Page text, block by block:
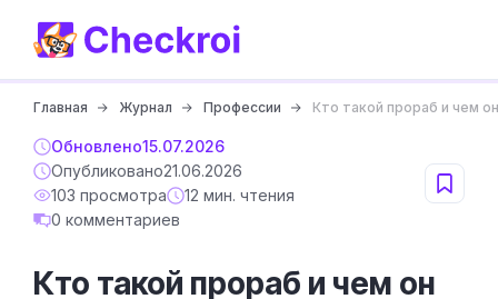
Главная Журнал Профессии Кто такой прораб и чем
Обновлено15.07.2026
Опубликовано21.06.2026
103 просмотра
12 мин. чтения
0 комментариев
Кто такой прораб и чем он